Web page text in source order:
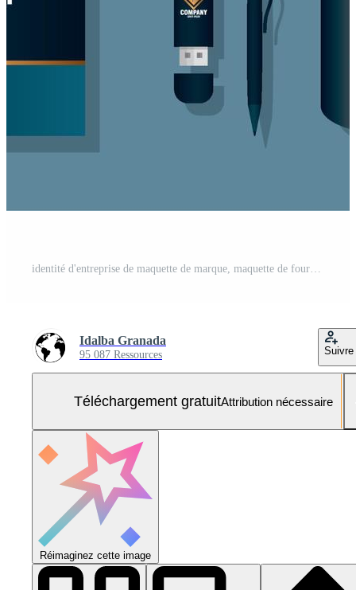
identité d'entreprise de maquette de marque, maquette de fournitures de papeterie, couleur noire avec signe doré Vecteur Gratuit et SVG Gratuit
Idalba Granada
95 087 Ressources Suivre
Téléchargement gratuitAttribution nécessaire
Réimaginez cette image